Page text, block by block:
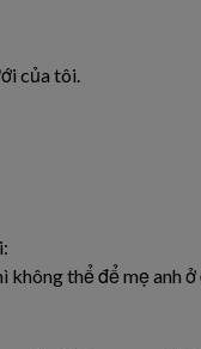
của tôi.
thể để mẹ anh